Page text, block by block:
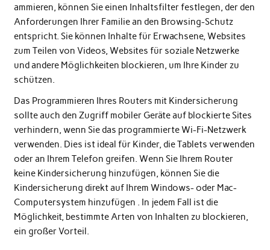
ammieren, können Sie einen Inhaltsfilter festlegen, der den
Anforderungen Ihrer Familie an den Browsing-Schutz
entspricht. Sie können Inhalte für Erwachsene, Websites
zum Teilen von Videos, Websites für soziale Netzwerke
und andere Möglichkeiten blockieren, um Ihre Kinder zu
schützen.
Das Programmieren Ihres Routers mit Kindersicherung
sollte auch den Zugriff mobiler Geräte auf blockierte Sites
verhindern, wenn Sie das programmierte Wi-Fi-Netzwerk
verwenden. Dies ist ideal für Kinder, die Tablets verwenden
oder an Ihrem Telefon greifen. Wenn Sie Ihrem Router
keine Kindersicherung hinzufügen, können Sie die
Kindersicherung direkt auf Ihrem Windows- oder Mac-
Computersystem hinzufügen . In jedem Fall ist die
Möglichkeit, bestimmte Arten von Inhalten zu blockieren,
ein großer Vorteil.